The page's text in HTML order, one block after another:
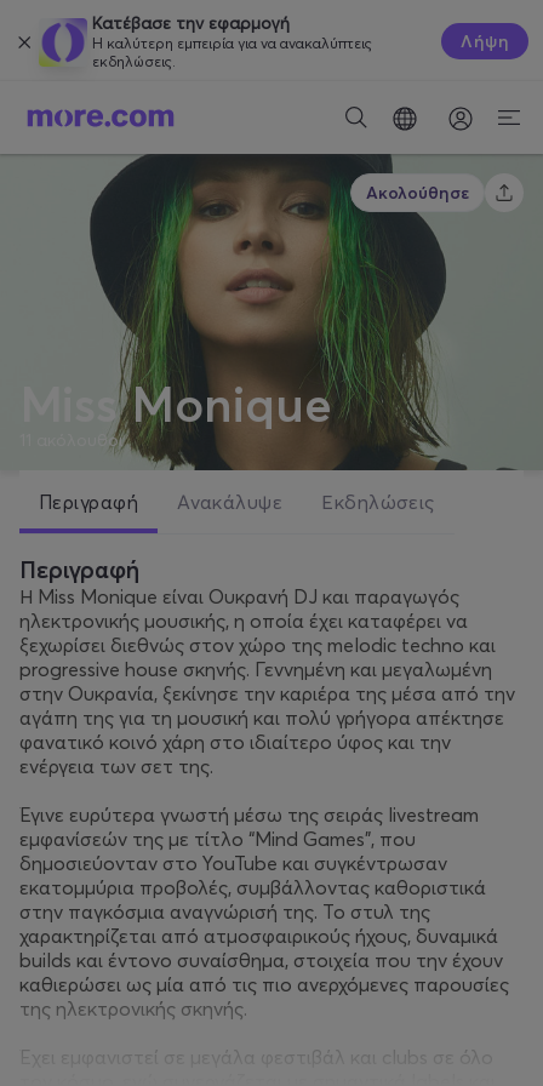
Κατέβασε την εφαρμογή
Η καλύτερη εμπειρία για να ανακαλύπτεις
εκδηλώσεις.
Λήψη
Miss Monique
ακόλουθοι
Ακολούθησε
Περιγραφή Ανακάλυψε Εκδηλώσεις
Περιγραφή
Η Miss Monique είναι Ουκρανή DJ και παραγωγός
ηλεκτρονικής μουσικής, η οποία έχει καταφέρει να
ξεχωρίσει διεθνώς στον χώρο της melodic techno και
progressive house σκηνής. Γεννημένη και μεγαλωμένη
στην Ουκρανία, ξεκίνησε την καριέρα της μέσα από την
αγάπη της για τη μουσική και πολύ γρήγορα απέκτησε
φανατικό κοινό χάρη στο ιδιαίτερο ύφος και την
ενέργεια των σετ της.
Έγινε ευρύτερα γνωστή μέσω της σειράς livestream
εμφανίσεών της με τίτλο “Mind Games”, που
δημοσιεύονταν στο YouTube και συγκέντρωσαν
εκατομμύρια προβολές, συμβάλλοντας καθοριστικά
στην παγκόσμια αναγνώρισή της. Το στυλ της
χαρακτηρίζεται από ατμοσφαιρικούς ήχους, δυναμικά
builds και έντονο συναίσθημα, στοιχεία που την έχουν
καθιερώσει ως μία από τις πιο ανερχόμενες παρουσίες
της ηλεκτρονικής σκηνής.
Έχει εμφανιστεί σε μεγάλα φεστιβάλ και clubs σε όλο